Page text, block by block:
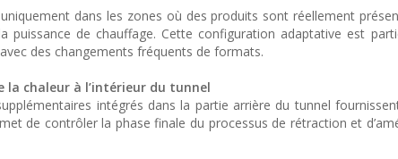
uniquement dans les zones où des produits sont réellement
puissance de chauffage. Cette configuration adaptative est
des changements fréquents de formats.
chaleur à l’intérieur du tunnel
intégrés dans la partie arrière du tunnel
de contrôler la phase finale du processus de rétraction et